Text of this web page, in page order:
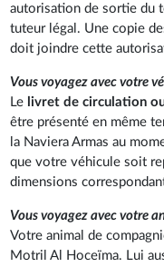
autorisation de sortie du
tuteur légal. Une copie
doit joindre cette
Vous voyagez avec votre
Le livret de circulation
être présenté en même
la Naviera Armas au
que votre véhicule soit
dimensions
Vous voyagez avec votre
Votre animal de
Motril Al Hoceïma. Lui